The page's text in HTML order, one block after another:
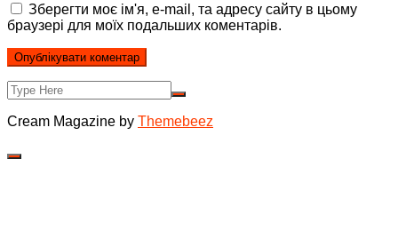
Зберегти моє ім'я, e-mail, та адресу сайту в цьому
браузері для моїх подальших коментарів.
Cream Magazine by Themebeez